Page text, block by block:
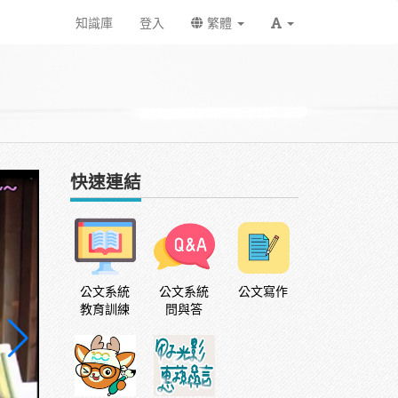
知識庫 登入 繁體
快速連結
公文系統
教育訓練
公文系統
問與答
公文寫作